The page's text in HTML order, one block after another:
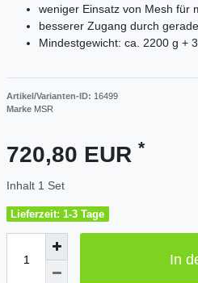
weniger Einsatz von Mesh für
besserer Zugang durch
Mindestgewicht: ca. 2200 g +
Artikel/Varianten-ID: 16499
Marke MSR
720,80 EUR *
Inhalt 1 Set
Lieferzeit: 1-3 Tage
In